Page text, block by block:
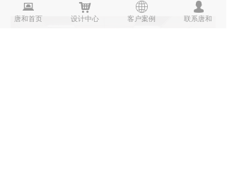
뀵
唐和首页
낙
设计中心
ꄓ
客户案例
넙
联系唐和